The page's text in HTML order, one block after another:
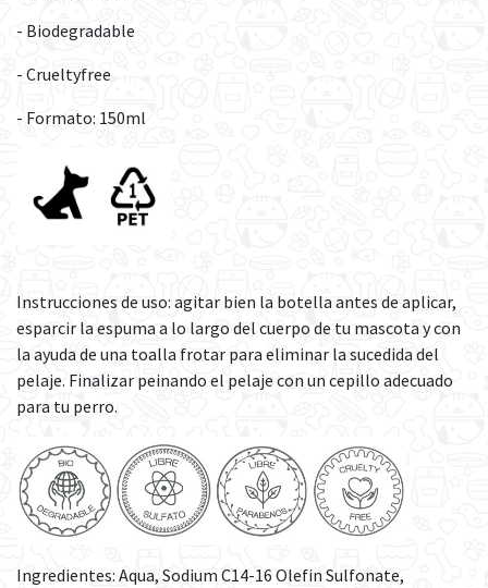
- Biodegradable
- Crueltyfree
- Formato: 150ml
Instrucciones de uso: agitar bien la botella antes de aplicar,
esparcir la espuma a lo largo del cuerpo de tu mascota y con
la ayuda de una toalla frotar para eliminar la sucedida del
pelaje. Finalizar peinando el pelaje con un cepillo adecuado
para tu perro.
Ingredientes: Aqua, Sodium C14-16 Olefin Sulfonate,